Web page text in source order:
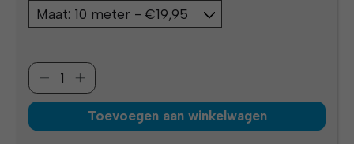
Toevoegen aan winkelwagen